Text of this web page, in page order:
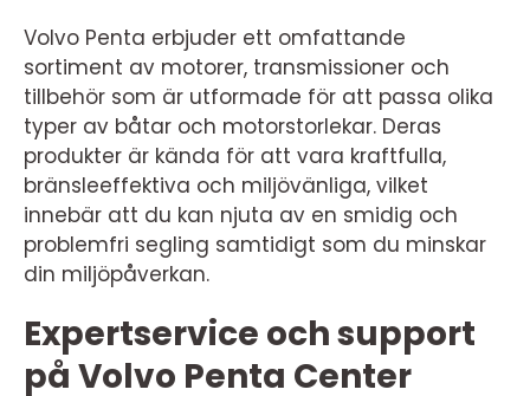
Volvo Penta erbjuder ett omfattande
sortiment av motorer, transmissioner och
tillbehör som är utformade för att passa olika
typer av båtar och motorstorlekar. Deras
produkter är kända för att vara kraftfulla,
bränsleeffektiva och miljövänliga, vilket
innebär att du kan njuta av en smidig och
problemfri segling samtidigt som du minskar
din miljöpåverkan.
Expertservice och support
på Volvo Penta Center